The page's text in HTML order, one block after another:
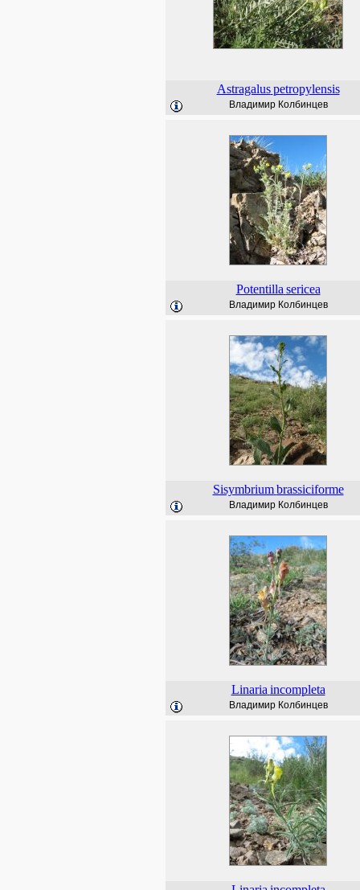
Astragalus petropylensis
Владимир Колбинцев
Potentilla sericea
Владимир Колбинцев
Sisymbrium brassiciforme
Владимир Колбинцев
Linaria incompleta
Владимир Колбинцев